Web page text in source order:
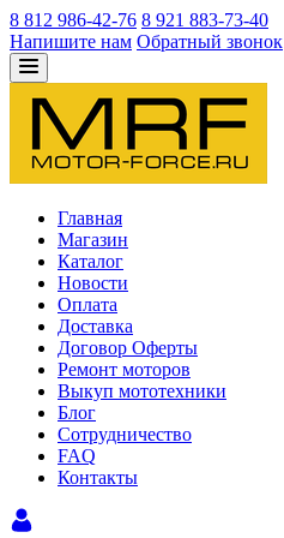
8 812 986-42-76 8 921 883-73-40
Напишите нам Обратный звонок
Главная
Магазин
Каталог
Новости
Оплата
Доставка
Договор Оферты
Ремонт моторов
Выкуп мототехники
Блог
Сотрудничество
FAQ
Контакты